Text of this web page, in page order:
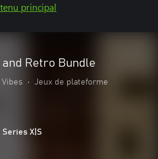
principal
and Retro Bundle
Vibes • Jeux de plateforme
X|S